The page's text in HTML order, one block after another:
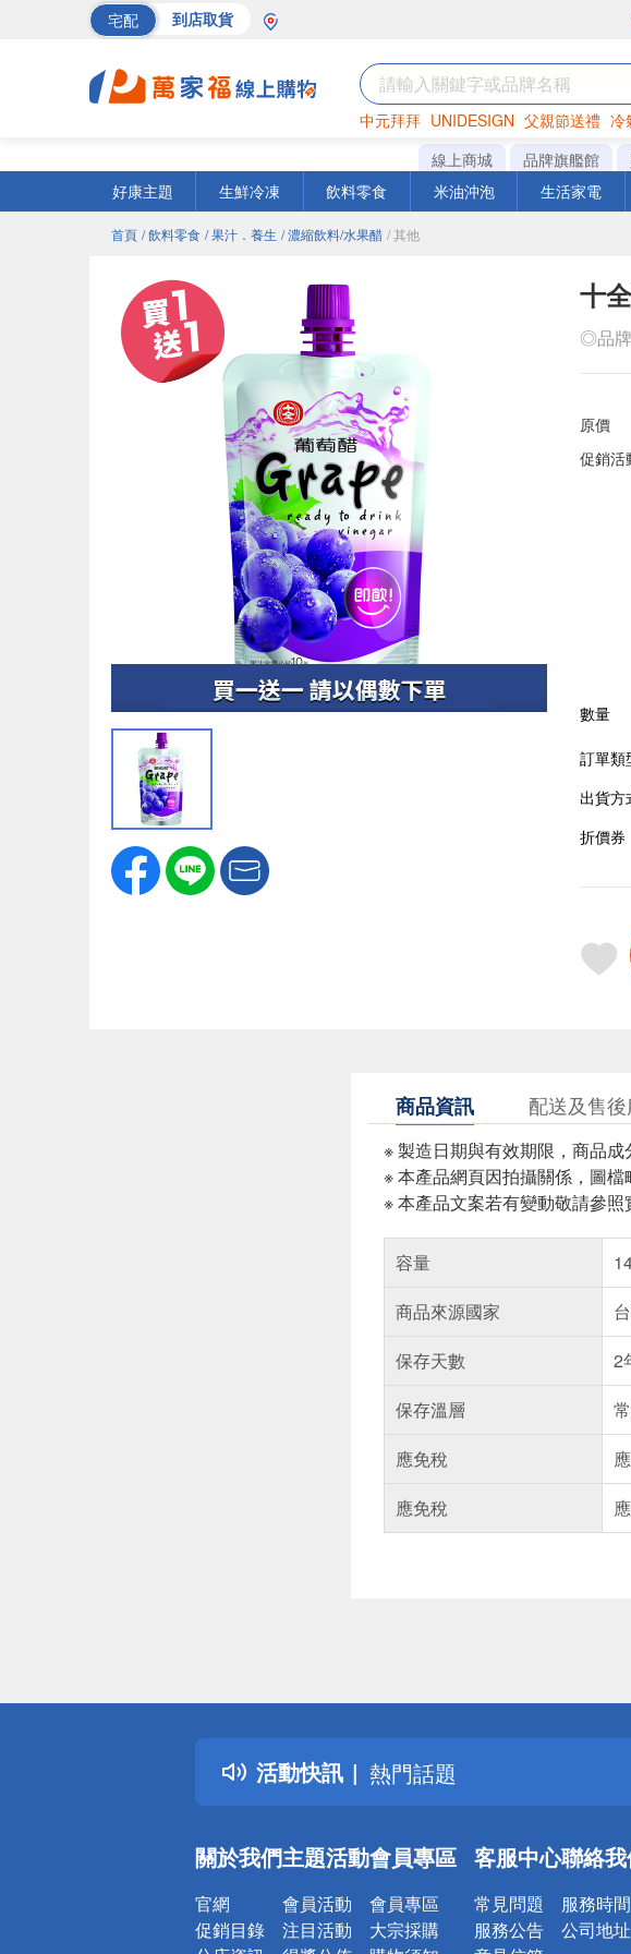
宅配 到店取貨
中元拜拜 UNIDESIGN 父親節送禮 冷
巧克力 罐頭 衛生紙
線上商城 品牌旗艦館
好康主題
生鮮冷凍 飲料零食 米油沖泡 生活家電
首頁 / 飲料零食 / 果汁．養生 / 濃縮飲料/水果醋 / 其他
十
◎品牌
原價
促銷活
數量
訂單類
出貨方
折價券
商品資訊 配送及售
※ 製造日期與有效期限，商品
※ 本產品網頁因拍攝關係，圖
※ 本產品文案若有變動敬請參
容量
商品來源國家
保存天數
2
保存溫層
應免稅
應免稅
活動快訊
詐騙網頁！請小心！
得獎公告
熱門話題
銀行優惠
詐騙網頁！請小心！
關於我們
官網
促銷目錄
主題活動
會員活動
注目活動
會員專區
會員專區
大宗採購
客服中心
常見問題
服務公告
聯絡
服務時間
公司地址